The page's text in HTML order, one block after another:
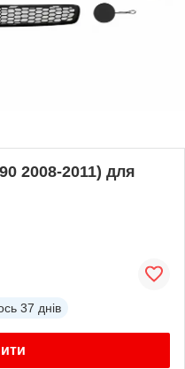
2008-2011) для
37 днів